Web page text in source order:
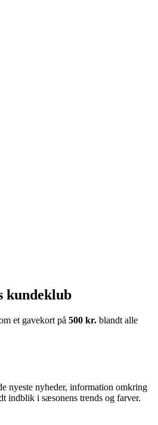
kundeklub
et gavekort på 500 kr. blandt alle
nyeste nyheder, information omkring
indblik i sæsonens trends og farver.